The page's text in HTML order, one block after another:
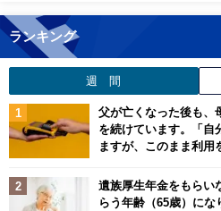
ランキング
週 間
父が亡くなった後も、
を続けています。「自
ますが、このまま利用
遺族厚生年金をもらい
らう年齢（65歳）にな